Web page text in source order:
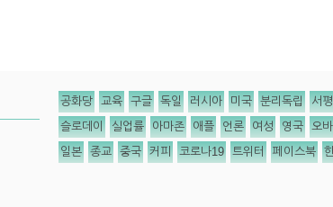
공화당 교육 구글 독일 러시아 미국 분리독립 서평
슬로데이 실업률 아마존 애플 언론 여성 영국 오
일본 종교 중국 커피 코로나19 트위터 페이스북